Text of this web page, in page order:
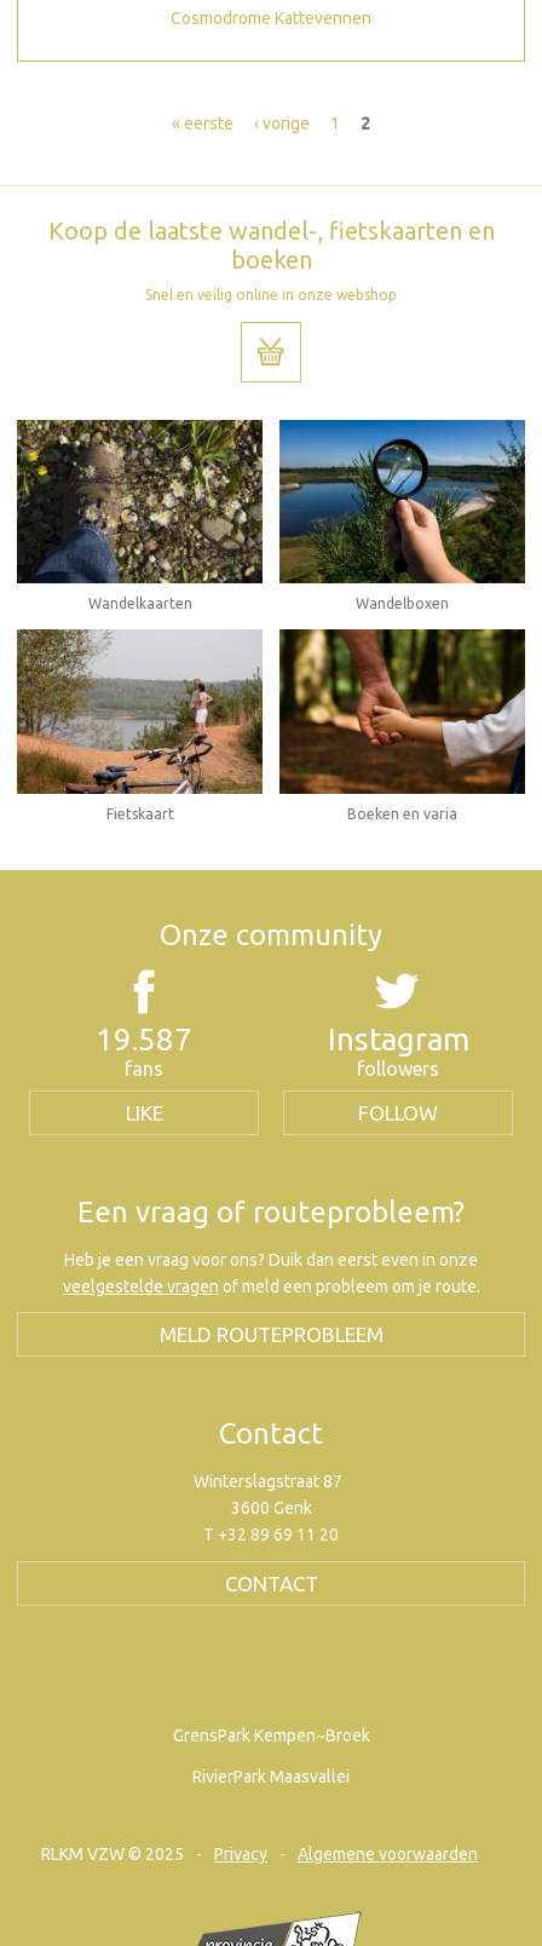
Cosmodrome Kattevennen
« eerste ‹ vorige 1 2
Koop de laatste wandel-, fietskaarten en
boeken
Snel en veilig online in onze webshop
Wandelkaarten Wandelboxen
Fietskaart Boeken en varia
Onze community
19.587
fans
LIKE
Instagram
followers
FOLLOW
Een vraag of routeprobleem?
Heb je een vraag voor ons? Duik dan eerst even in onze
veelgestelde vragen of meld een probleem om je route.
MELD ROUTEPROBLEEM
Contact
Winterslagstraat 87
3600 Genk
T +32 89 69 11 20
CONTACT
GrensPark Kempen~Broek
RivierPark Maasvallei
RLKM VZW © 2025 Privacy Algemene voorwaarden